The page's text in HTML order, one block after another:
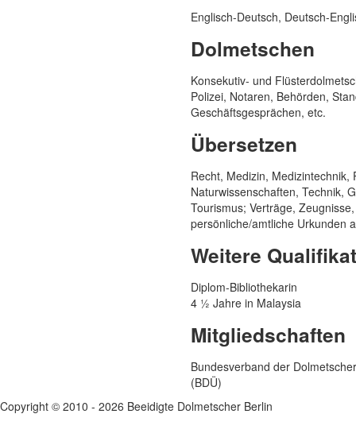
Ihre Telefonnummer
Ihre Sprache
Ihre Nachricht
Ich willige ein, dass
verarbeitet, genutzt und
Englisch-Deutsch, Deutsch-
Dolmetschen
Konsekutiv- und
Polizei, Notaren, Behörden,
Geschäftsgesprächen, etc.
Übersetzen
Recht, Medizin, Medizintechnik,
Naturwissenschaften, Technik,
Tourismus; Verträge,
persönliche/amtliche Urkunden
Weitere
Diplom-Bibliothekarin
4 ½ Jahre in Malaysia
Mitgliedschaften
Bundesverband der
(BDÜ)
Copyright © 2010 - 2026 Beeidigte Dolmetscher Berlin